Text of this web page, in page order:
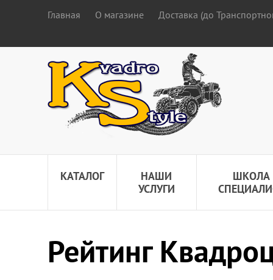
Главная О магазине Доставка (до
КАТАЛОГ
НАШИ
УСЛУГИ
ШКОЛА
Рейтинг